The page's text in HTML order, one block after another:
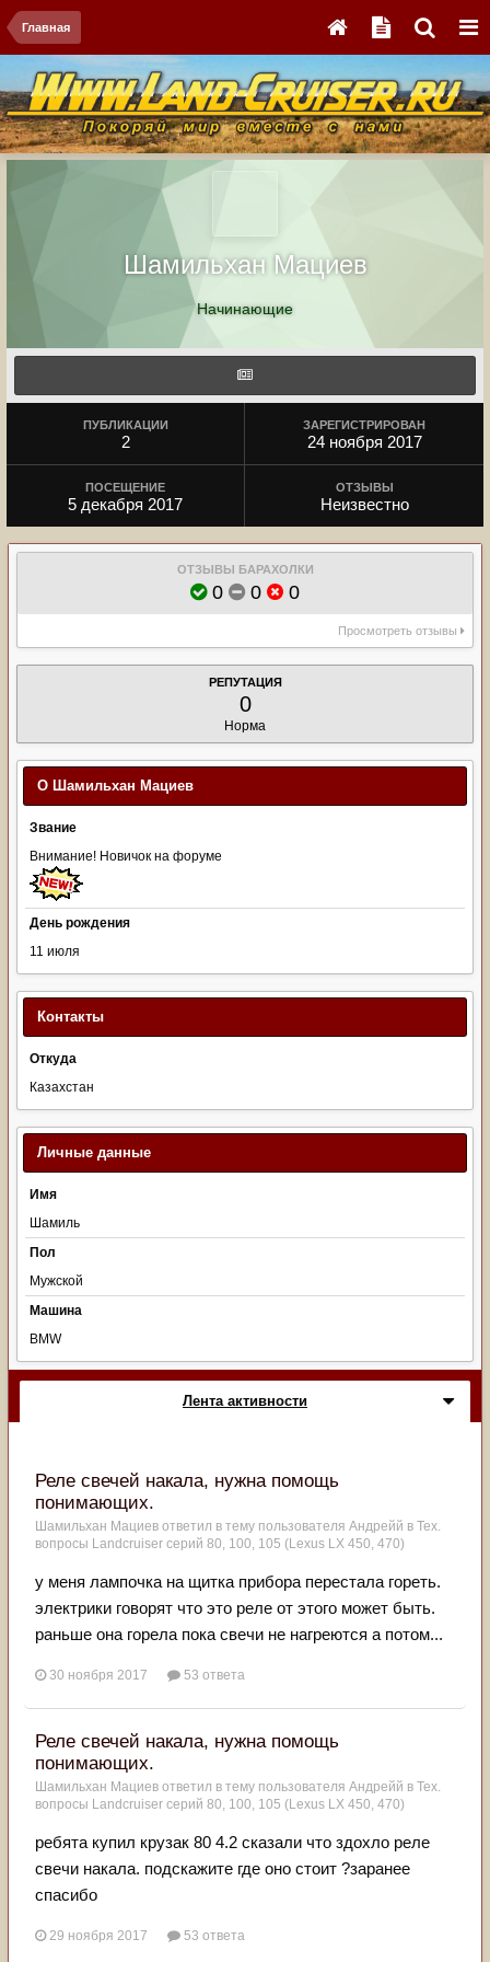
Главная
Шамильхан Мациев
Начинающие
ПУБЛИКАЦИИ
2
ЗАРЕГИСТРИРОВАН
24 ноября 2017
ПОСЕЩЕНИЕ
5 декабря 2017
ОТЗЫВЫ
Неизвестно
ОТЗЫВЫ БАРАХОЛКИ
0 0 0
Просмотреть отзывы
РЕПУТАЦИЯ
0
Норма
О Шамильхан Мациев
Звание
Внимание! Новичок на форуме
День рождения
11 июля
Контакты
Откуда
Казахстан
Личные данные
Имя
Шамиль
Пол
Мужской
Машина
BMW
Лента активности
Реле свечей накала, нужна помощь
понимающих.
Шамильхан Мациев ответил в тему пользователя Андрейй в Тех.
вопросы Landcruiser серий 80, 100, 105 (Lexus LX 450, 470)
у меня лампочка на щитка прибора перестала гореть.
электрики говорят что это реле от этого может быть.
раньше она горела пока свечи не нагреются а потом...
30 ноября 2017 53 ответа
Реле свечей накала, нужна помощь
понимающих.
Шамильхан Мациев ответил в тему пользователя Андрейй в Тех.
вопросы Landcruiser серий 80, 100, 105 (Lexus LX 450, 470)
ребята купил крузак 80 4.2 сказали что здохло реле
свечи накала. подскажите где оно стоит ?заранее
спасибо
29 ноября 2017 53 ответа